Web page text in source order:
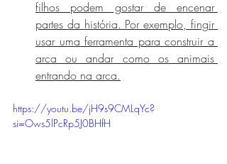
filhos podem gostar de encenar
partes da história. Por exemplo, fingir
usar uma ferramenta para construir a
arca ou andar como os animais
entrando na arca.
https://youtu.be/jH9s9CMLqYc?
si=Ows5lPcRp5J0BHfH